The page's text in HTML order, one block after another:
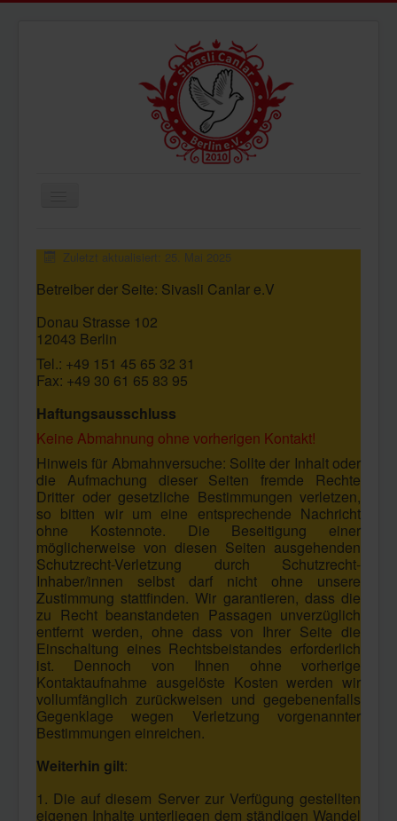
BILDER
VIDEOS
IMPRESSUM
DATENSCHUTZ
KONTAKT
Zuletzt aktualisiert: 25. Mai 2025
Betreiber der Seite: Sivasli Canlar e.V
Donau Strasse 102
12043 Berlin
Tel.: +49 151 45 65 32 31
Fax: +49 30 61 65 83 95
Haftungsausschluss
Keine Abmahnung ohne vorherigen Kontakt!
Hinweis für Abmahnversuche: Sollte der Inhalt oder
die Aufmachung dieser Seiten fremde Rechte
Dritter oder gesetzliche Bestimmungen verletzen,
so bitten wir um eine entsprechende Nachricht
ohne Kostennote. Die Beseitigung einer
möglicherweise von diesen Seiten ausgehenden
Schutzrecht-Verletzung durch Schutzrecht-
Inhaber/innen selbst darf nicht ohne unsere
Zustimmung stattfinden. Wir garantieren, dass die
zu Recht beanstandeten Passagen unverzüglich
entfernt werden, ohne dass von Ihrer Seite die
Einschaltung eines Rechtsbeistandes erforderlich
ist. Dennoch von Ihnen ohne vorherige
Kontaktaufnahme ausgelöste Kosten werden wir
vollumfänglich zurückweisen und gegebenenfalls
Gegenklage wegen Verletzung vorgenannter
Bestimmungen einreichen.
Weiterhin gilt:
1. Die auf diesem Server zur Verfügung gestellten
eigenen Inhalte unterliegen dem ständigen Wandel